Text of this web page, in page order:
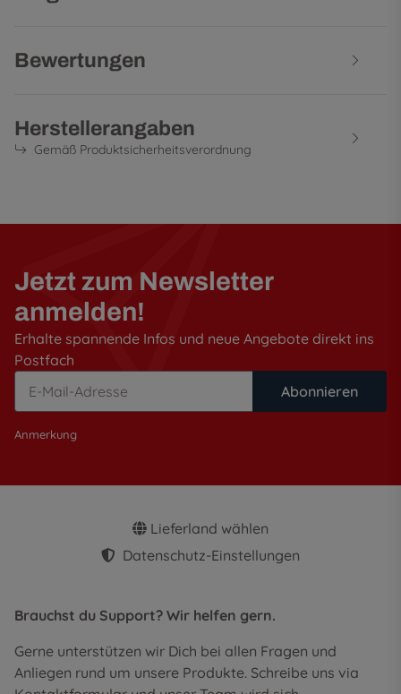
Bewertungen
Herstellerangaben
Gemäß Produktsicherheitsverordnung
Jetzt zum Newsletter
anmelden!
Erhalte spannende Infos und neue Angebote direkt ins
Postfach
Abonnieren
Anmerkung
Lieferland wählen
Datenschutz-Einstellungen
Brauchst du Support? Wir helfen gern.
Gerne unterstützen wir Dich bei allen Fragen und
Anliegen rund um unsere Produkte. Schreibe uns via